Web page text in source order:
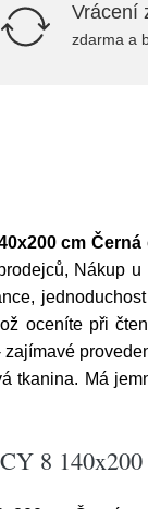
Vrácení
zdarma a
cm Černá
Nákup
oceníte při
tkanina. Má
8